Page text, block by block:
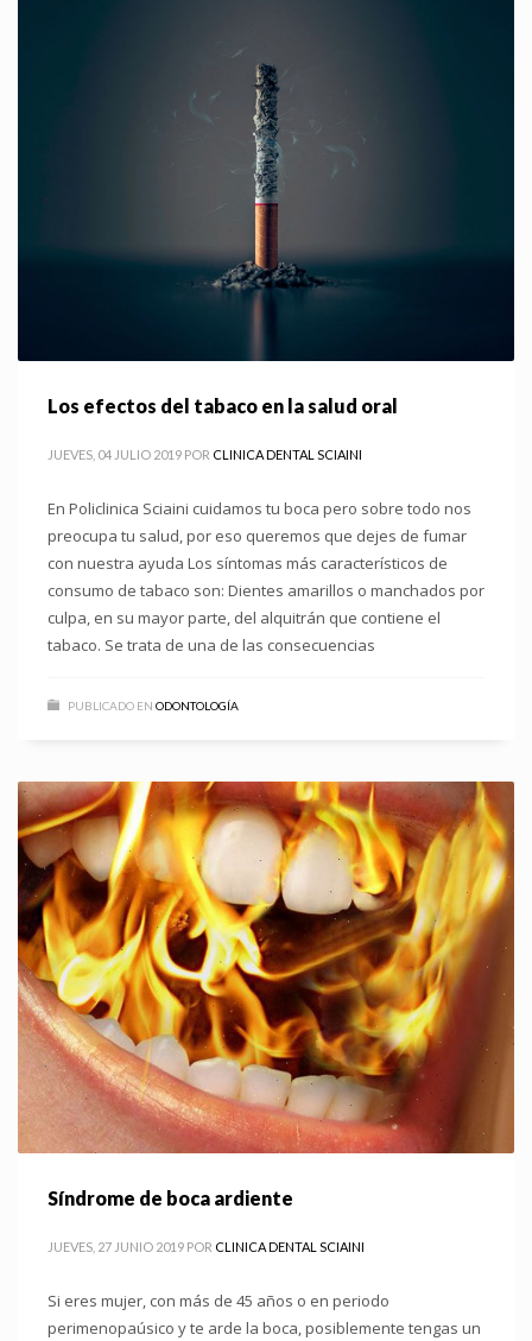
Los efectos del tabaco en la salud oral
JUEVES, 04 JULIO 2019 POR CLINICA DENTAL SCIAINI
En Policlinica Sciaini cuidamos tu boca pero sobre todo nos
preocupa tu salud, por eso queremos que dejes de fumar
con nuestra ayuda Los síntomas más característicos de
consumo de tabaco son: Dientes amarillos o manchados por
culpa, en su mayor parte, del alquitrán que contiene el
tabaco. Se trata de una de las consecuencias
PUBLICADO EN ODONTOLOGÍA
Síndrome de boca ardiente
JUEVES, 27 JUNIO 2019 POR CLINICA DENTAL SCIAINI
Si eres mujer, con más de 45 años o en periodo
perimenopaúsico y te arde la boca, posiblemente tengas un